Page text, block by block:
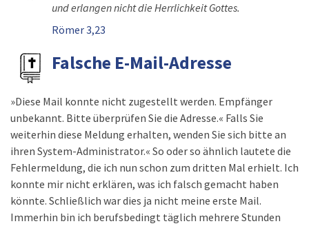
und erlangen nicht die Herrlichkeit Gottes.
Römer 3,23
Falsche E-Mail-Adresse
»Diese Mail konnte nicht zugestellt werden. Empfänger
unbekannt. Bitte überprüfen Sie die Adresse.« Falls Sie
weiterhin diese Meldung erhalten, wenden Sie sich bitte an
ihren System-Administrator.« So oder so ähnlich lautete die
Fehlermeldung, die ich nun schon zum dritten Mal erhielt. Ich
konnte mir nicht erklären, was ich falsch gemacht haben
könnte. Schließlich war dies ja nicht meine erste Mail.
Immerhin bin ich berufsbedingt täglich mehrere Stunden